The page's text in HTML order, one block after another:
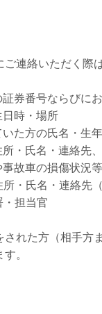
ご連絡いただく際
券番号ならびに
日時・場所
た方の氏名・生
・氏名・連絡先
故車の損傷状況等
・氏名・連絡先（
担当官
された方（相手方
。